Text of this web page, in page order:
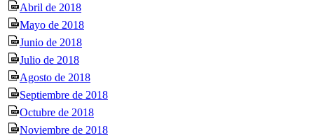
Abril de 2018
Mayo de 2018
Junio de 2018
Julio de 2018
Agosto de 2018
Septiembre de 2018
Octubre de 2018
Noviembre de 2018